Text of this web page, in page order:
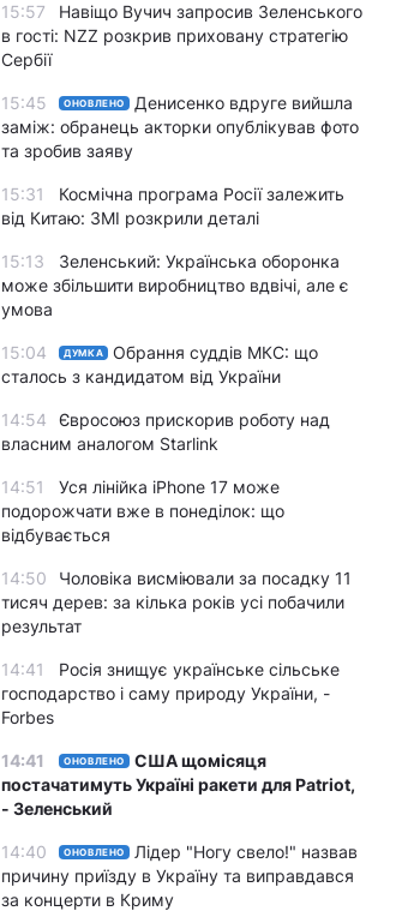
15:57
Навіщо Вучич запросив Зеленського
в гості: NZZ розкрив приховану стратегію
Сербії
15:45 ОНОВЛЕНО
Денисенко вдруге вийшла
заміж: обранець акторки опублікував фото
та зробив заяву
15:31
Космічна програма Росії залежить
від Китаю: ЗМІ розкрили деталі
15:13
Зеленський: Українська оборонка
може збільшити виробництво вдвічі, але є
умова
15:04 ДУМКА
Обрання суддів МКС: що
сталось з кандидатом від України
14:54
Євросоюз прискорив роботу над
власним аналогом Starlink
14:51
Уся лінійка iPhone 17 може
подорожчати вже в понеділок: що
відбувається
14:50
Чоловіка висміювали за посадку 11
тисяч дерев: за кілька років усі побачили
результат
14:41
Росія знищує українське сільське
господарство і саму природу України, -
Forbes
14:41 ОНОВЛЕНО
США щомісяця
постачатимуть Україні ракети для Patriot,
- Зеленський
14:40 ОНОВЛЕНО
Лідер "Ногу свело!" назвав
причину приїзду в Україну та виправдався
за концерти в Криму